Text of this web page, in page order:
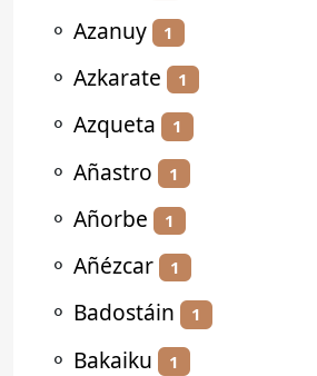
⚬ Azanuy 1
⚬ Azkarate 1
⚬ Azqueta 1
⚬ Añastro 1
⚬ Añorbe 1
⚬ Añézcar 1
⚬ Badostáin 1
⚬ Bakaiku 1